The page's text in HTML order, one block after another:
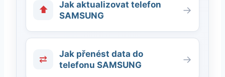
⬆
Jak aktualizovat telefon
SAMSUNG
→
⇄
Jak přenést data do
telefonu SAMSUNG
→